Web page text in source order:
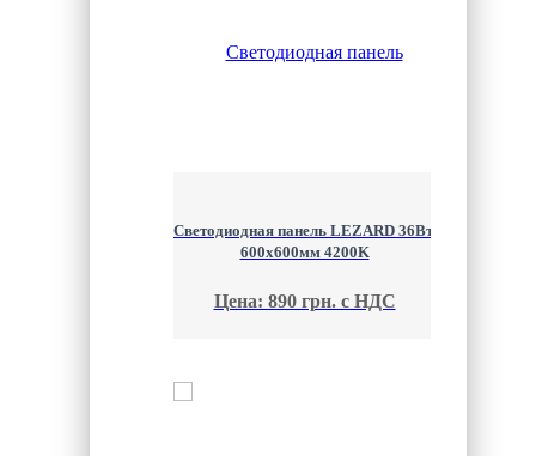
Светодиодная панель LEZARD 36Вт.
600х600мм 4200K
Цена: 890 грн. с НДС